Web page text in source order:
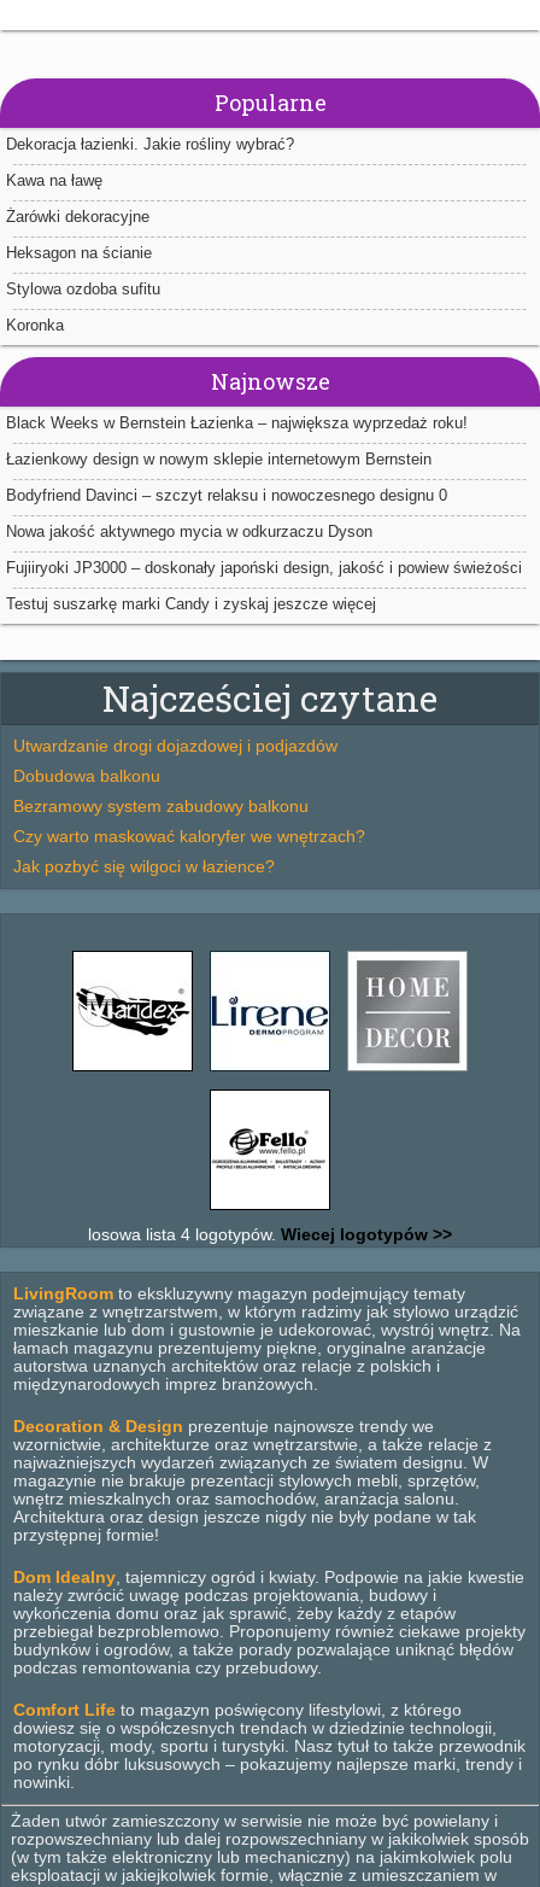
Popularne
Dekoracja łazienki. Jakie rośliny wybrać?
Kawa na ławę
Żarówki dekoracyjne
Heksagon na ścianie
Stylowa ozdoba sufitu
Koronka
Najnowsze
Black Weeks w Bernstein Łazienka – największa wyprzedaż roku!
Łazienkowy design w nowym sklepie internetowym Bernstein
Bodyfriend Davinci – szczyt relaksu i nowoczesnego designu 0
Nowa jakość aktywnego mycia w odkurzaczu Dyson
Fujiiryoki JP3000 – doskonały japoński design, jakość i powiew świeżości
we wnętrzu Twojego domu
Testuj suszarkę marki Candy i zyskaj jeszcze więcej
Najcześciej czytane
Utwardzanie drogi dojazdowej i podjazdów
Dobudowa balkonu
Bezramowy system zabudowy balkonu
Czy warto maskować kaloryfer we wnętrzach?
Jak pozbyć się wilgoci w łazience?
losowa lista 4 logotypów. Wiecej logotypów >>
LivingRoom to ekskluzywny magazyn podejmujący tematy
związane z wnętrzarstwem, w którym radzimy jak stylowo urządzić
mieszkanie lub dom i gustownie je udekorować, wystrój wnętrz. Na
łamach magazynu prezentujemy piękne, oryginalne aranżacje
autorstwa uznanych architektów oraz relacje z polskich i
międzynarodowych imprez branżowych.
Decoration & Design prezentuje najnowsze trendy we
wzornictwie, architekturze oraz wnętrzarstwie, a także relacje z
najważniejszych wydarzeń związanych ze światem designu. W
magazynie nie brakuje prezentacji stylowych mebli, sprzętów,
wnętrz mieszkalnych oraz samochodów, aranżacja salonu.
Architektura oraz design jeszcze nigdy nie były podane w tak
przystępnej formie!
Dom Idealny, tajemniczy ogród i kwiaty. Podpowie na jakie kwestie
należy zwrócić uwagę podczas projektowania, budowy i
wykończenia domu oraz jak sprawić, żeby każdy z etapów
przebiegał bezproblemowo. Proponujemy również ciekawe projekty
budynków i ogrodów, a także porady pozwalające uniknąć błędów
podczas remontowania czy przebudowy.
Comfort Life to magazyn poświęcony lifestylowi, z którego
dowiesz się o współczesnych trendach w dziedzinie technologii,
motoryzacji, mody, sportu i turystyki. Nasz tytuł to także przewodnik
po rynku dóbr luksusowych – pokazujemy najlepsze marki, trendy i
nowinki.
Żaden utwór zamieszczony w serwisie nie może być powielany i
rozpowszechniany lub dalej rozpowszechniany w jakikolwiek sposób
(w tym także elektroniczny lub mechaniczny) na jakimkolwiek polu
eksploatacji w jakiejkolwiek formie, włącznie z umieszczaniem w